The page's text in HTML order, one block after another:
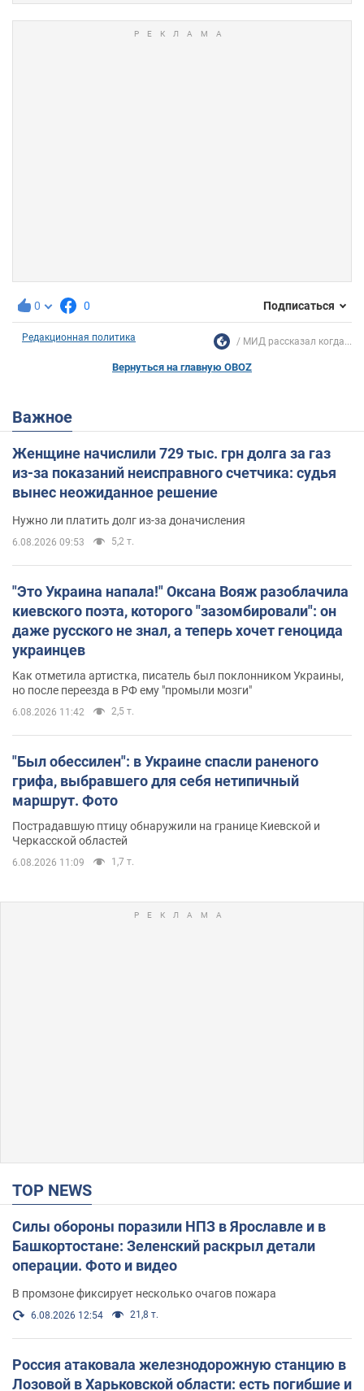
0 0 Подписаться
Редакционная политика МИД рассказал когда...
Вернуться на главную OBOZ
Важное
Женщине начислили 729 тыс. грн долга за газ
из-за показаний неисправного счетчика: судья
вынес неожиданное решение
Нужно ли платить долг из-за доначисления
6.08.2026 09:53 5,2 т.
"Это Украина напала!" Оксана Вояж разоблачила
киевского поэта, которого "зазомбировали": он
даже русского не знал, а теперь хочет геноцида
украинцев
Как отметила артистка, писатель был поклонником Украины,
но после переезда в РФ ему "промыли мозги"
6.08.2026 11:42 2,5 т.
"Был обессилен": в Украине спасли раненого
грифа, выбравшего для себя нетипичный
маршрут. Фото
Пострадавшую птицу обнаружили на границе Киевской и
Черкасской областей
6.08.2026 11:09 1,7 т.
TOP NEWS
Силы обороны поразили НПЗ в Ярославле и в
Башкортостане: Зеленский раскрыл детали
операции. Фото и видео
В промзоне фиксирует несколько очагов пожара
6.08.2026 12:54 21,8 т.
Россия атаковала железнодорожную станцию в
Лозовой в Харьковской области: есть погибшие и